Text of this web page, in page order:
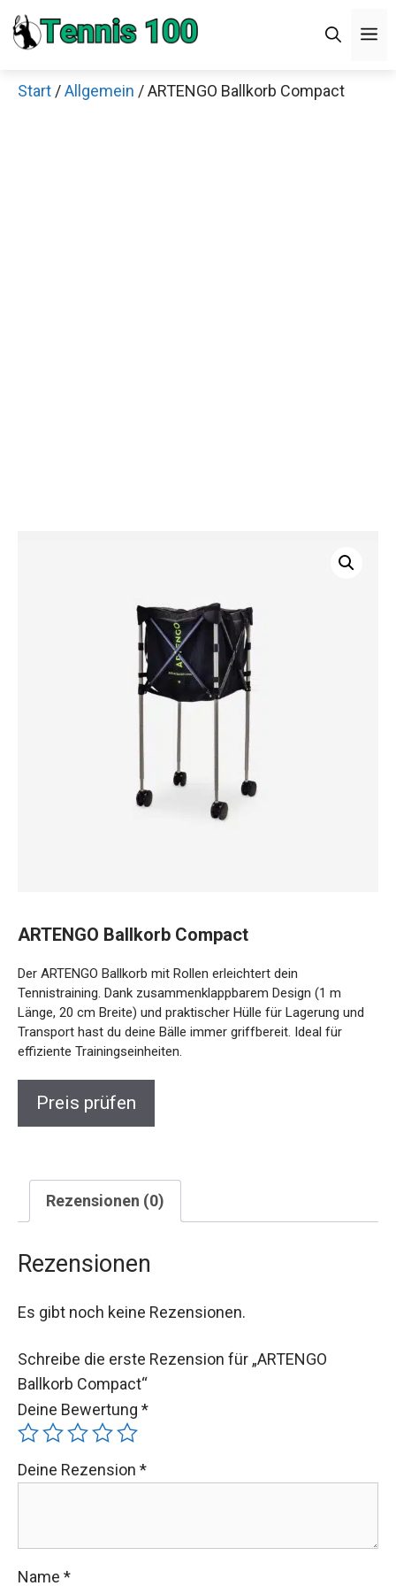
Zum
Inhalt
Start /Allgemein / ARTENGO Ballkorb Compact
ARTENGO Ballkorb Compact
Der ARTENGO Ballkorb mit Rollen erleichtert dein
Tennistraining. Dank zusammenklappbarem Design (1 m
Länge, 20 cm Breite) und praktischer Hülle für Lagerung und
Transport hast du deine Bälle immer griffbereit. Ideal für
effiziente Trainingseinheiten.
Preis prüfen
Rezensionen (0)
Rezensionen
Es gibt noch keine Rezensionen.
Schreibe die erste Rezension für „ARTENGO
Ballkorb Compact“
Deine Bewertung *
Deine Rezension *
Name *